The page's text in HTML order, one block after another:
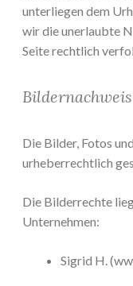
unterliegen dem
wir die unerlaubte
Seite rechtlich
Bildernachweis
Die Bilder, Fotos
urheberrechtlich
Die Bilderrechte
Unternehmen:
Sigrid H.